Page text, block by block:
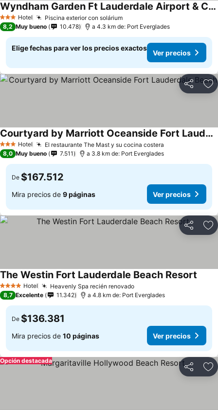
3 Estrellas
Hotel Piscina exterior con solárium
Wyndham Garden Ft Lauderdale Airport & Cruise Port
8,2 Muy bueno 10.478 a 4.3 km de: Port Everglades
Elige fechas para ver los precios exactos
Ver precios
Compartir
3 Estrellas
Hotel El restaurante The Mast y su cocina costera
Courtyard by Marriott Oceanside Fort Lauderdale Beach
8,0 Muy bueno 7.511 a 3.8 km de: Port Everglades
De $167.512
Mira precios de 9 páginas Ver precios
Compartir
4 EstrellasHotel Heavenly Spa recién renovado
The Westin Fort Lauderdale Beach Resort
8,7 Excelente 11.342 a 4.8 km de: Port Everglades
De $136.381
Mira precios de 10 páginas Ver precios
Compartir
Opción destacada